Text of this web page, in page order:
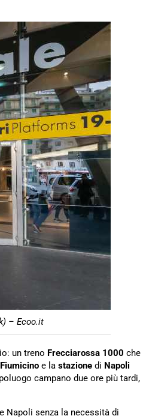
– Ecoo.it
un treno Frecciarossa 1000 che
e la stazione di Napoli
campano due ore più tardi,
Napoli senza la necessità di